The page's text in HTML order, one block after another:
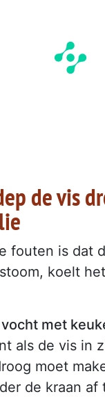
de vis
fouten is dat
koelt
met
als de vis in
moet
de kraan af